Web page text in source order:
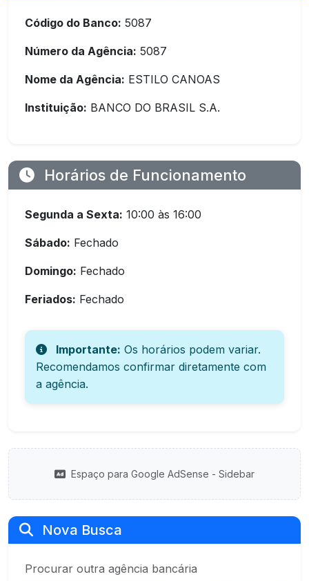
Código do Banco: 5087
Número da Agência: 5087
Nome da Agência: ESTILO CANOAS
Instituição: BANCO DO BRASIL S.A.
Horários de Funcionamento
Segunda a Sexta: 10:00 às 16:00
Sábado: Fechado
Domingo: Fechado
Feriados: Fechado
Importante: Os horários podem variar.
Recomendamos confirmar diretamente com
a agência.
Espaço para Google AdSense - Sidebar
Nova Busca
Procurar outra agência bancária